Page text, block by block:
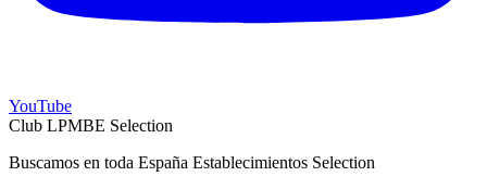
YouTube
Club LPMBE Selection
Buscamos en toda España Establecimientos Selection